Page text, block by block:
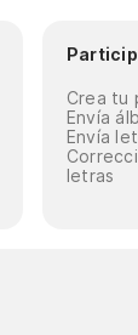
Crea tu
Envía
Envía
letras